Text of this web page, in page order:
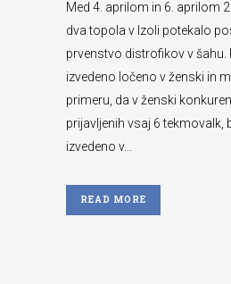
Med 4. aprilom in 6. aprilom
dva topola v Izoli potekalo
prvenstvo distrofikov v šahu.
izvedeno ločeno v ženski in
primeru, da v ženski
prijavljenih vsaj 6 tekmovalk,
izvedeno v...
READ MORE